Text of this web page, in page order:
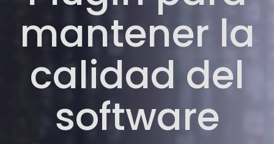
mantener la
calidad del
software